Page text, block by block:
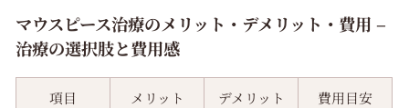
マウスピース治療のメリット・デメリット・費用 –
治療の選択肢と費用感
項目 メリット デメリット
費用目安